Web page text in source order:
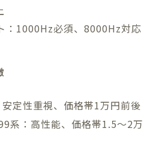
：1000Hz必須、8000Hz対応
定性重視、価格帯1万円前後
系：高性能、価格帯1.5～2万